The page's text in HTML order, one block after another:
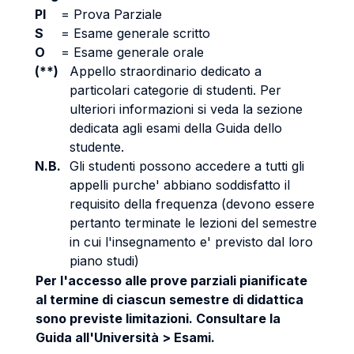
PI
= Prova Parziale
S
= Esame generale scritto
O
= Esame generale orale
(**)
Appello straordinario dedicato a
particolari categorie di studenti. Per
ulteriori informazioni si veda la sezione
dedicata agli esami della Guida dello
studente.
N.B. Gli studenti possono accedere a tutti gli
appelli purche' abbiano soddisfatto il
requisito della frequenza (devono essere
pertanto terminate le lezioni del semestre
in cui l'insegnamento e' previsto dal loro
piano studi)
Per l'accesso alle prove parziali pianificate
al termine di ciascun semestre di didattica
sono previste limitazioni. Consultare la
Guida all'Università > Esami.